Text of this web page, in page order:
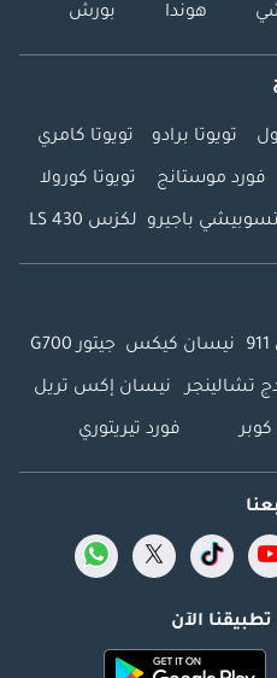
هوندا بورش
تويوتا برادو تويوتا كامري
فورد موستانج تويوتا كورولا
باجيرو لكزس LS 430
نيسان كيكس جيتور G700
تشالينجر نيسان إكس تريل
فورد تيريتوري
الآن